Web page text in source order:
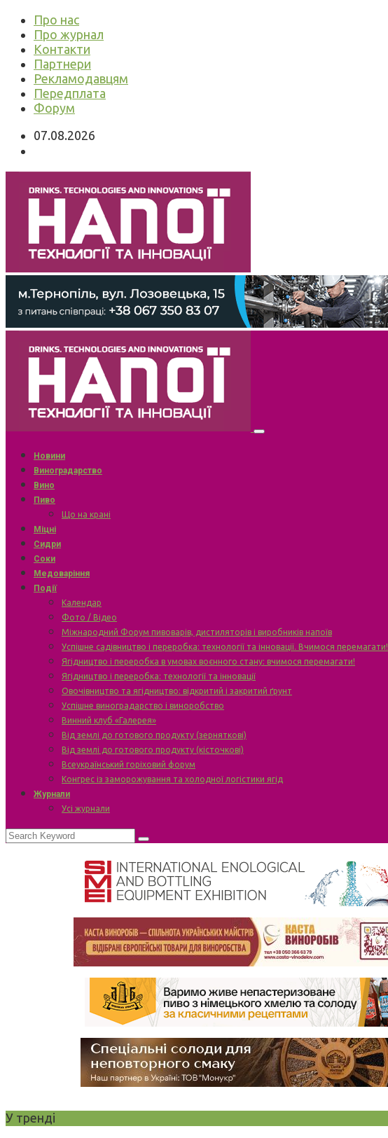
Про нас
Про журнал
Контакти
Партнери
Рекламодавцям
Передплата
Форум
07.08.2026
Новини
Виноградарство
Вино
Пиво
Що на крані
Міцні
Сидри
Соки
Медоваріння
Події
Календар
Фото / Відео
Міжнародний Форум пивоварів, дистиляторів і виробників напоїв
Успішне садівництво і переробка: технології та інновації. Вчимося перемагати!
Ягідництво і переробка в умовах воєнного стану: вчимося перемагати!
Ягідництво і переробка: технології та інновації
Овочівництво та ягідництво: відкритий і закритий ґрунт
Успішне виноградарство і виноробство
Винний клуб «Галерея»
Від землі до готового продукту (зерняткові)
Від землі до готового продукту (кісточкові)
Всеукраїнський горіховий форум
Конгрес із заморожування та холодної логістики ягід
Журнали
Усі журнали
У тренді